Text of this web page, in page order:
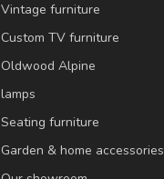
Vintage furniture
Custom TV furniture
Oldwood Alpine
lamps
Seating furniture
Garden & home accessories